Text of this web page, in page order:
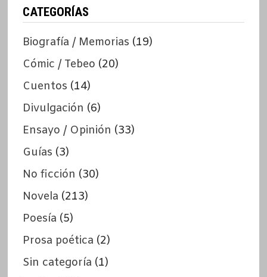
CATEGORÍAS
Biografía / Memorias (19)
Cómic / Tebeo (20)
Cuentos (14)
Divulgación (6)
Ensayo / Opinión (33)
Guías (3)
No ficción (30)
Novela (213)
Poesía (5)
Prosa poética (2)
Sin categoría (1)